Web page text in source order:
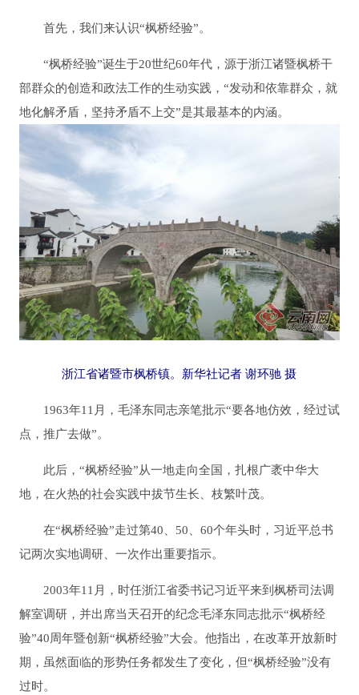
首先，我们来认识“枫桥经验”。
“枫桥经验”诞生于20世纪60年代，源于浙江诸暨枫桥干
部群众的创造和政法工作的生动实践，“发动和依靠群众，就
地化解矛盾，坚持矛盾不上交”是其最基本的内涵。
浙江省诸暨市枫桥镇。新华社记者 谢环驰 摄
1963年11月，毛泽东同志亲笔批示“要各地仿效，经过试
点，推广去做”。
此后，“枫桥经验”从一地走向全国，扎根广袤中华大
地，在火热的社会实践中拔节生长、枝繁叶茂。
在“枫桥经验”走过第40、50、60个年头时，习近平总书
记两次实地调研、一次作出重要指示。
2003年11月，时任浙江省委书记习近平来到枫桥司法调
解室调研，并出席当天召开的纪念毛泽东同志批示“枫桥经
验”40周年暨创新“枫桥经验”大会。他指出，在改革开放新时
期，虽然面临的形势任务都发生了变化，但“枫桥经验”没有
过时。